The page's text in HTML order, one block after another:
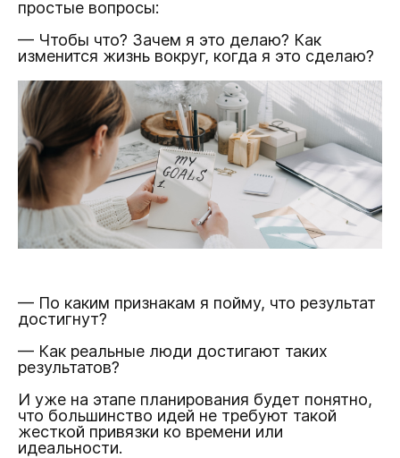
простые вопросы:
— Чтобы что? Зачем я это делаю? Как
изменится жизнь вокруг, когда я это сделаю?
— По каким признакам я пойму, что результат
достигнут?
— Как реальные люди достигают таких
результатов?
И уже на этапе планирования будет понятно,
что большинство идей не требуют такой
жесткой привязки ко времени или
идеальности.